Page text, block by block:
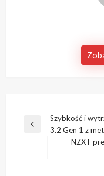
Nawigacja
wpisu
Poprzedni
Szybkość i
3.2 Gen 1 z
NZXT